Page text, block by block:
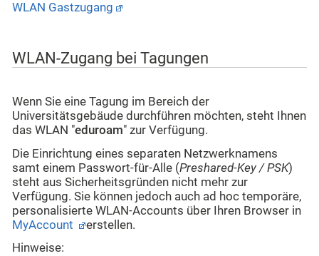
WLAN Gastzugang
WLAN-Zugang bei Tagungen
Wenn Sie eine Tagung im Bereich der
Universitätsgebäude durchführen möchten, steht Ihnen
das WLAN "eduroam" zur Verfügung.
Die Einrichtung eines separaten Netzwerknamens
samt einem Passwort-für-Alle (Preshared-Key / PSK)
steht aus Sicherheitsgründen nicht mehr zur
Verfügung. Sie können jedoch auch ad hoc temporäre,
personalisierte WLAN-Accounts über Ihren Browser in
MyAccount
erstellen.
Hinweise: